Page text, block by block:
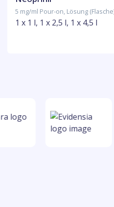
5 mg/ml Pour-on, Lösung
1 x 1 l, 1 x 2,5 l, 1 x 4,5 l